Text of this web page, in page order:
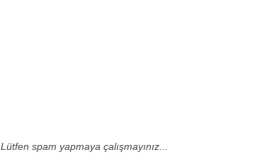
Lütfen spam yapmaya çalışmayınız...